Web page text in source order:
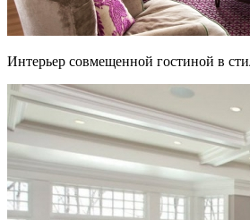
Интерьер совмещенной гостиной в